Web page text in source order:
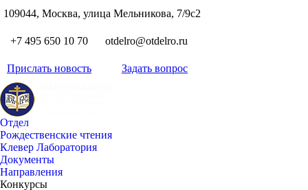
109044, Москва, улица Мельникова, 7/9с2
+7 495 650 10 70 otdelro@otdelro.ru
Прислать новость Задать вопрос
Отдел
Рождественские чтения
Клевер Лаборатория
Документы
Направления
Конкурсы